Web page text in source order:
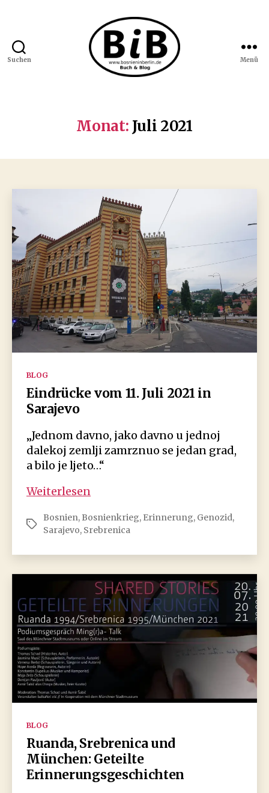
Suchen Menü
Monat: Juli 2021
Kategorien
BLOG
Eindrücke vom 11. Juli 2021 in
Sarajevo
„Jednom davno, jako davno u jednoj
dalekoj zemlji zamrznuo se jedan grad,
a bilo je ljeto…“
Weiterlesen
11.
Juli
Sarajevo
Schlagwörter
Bosnien, Bosnienkrieg, Erinnerung, Genozid,
Sarajevo, Srebrenica
Kategorien
BLOG
Ruanda, Srebrenica und
München: Geteilte
Erinnerungsgeschichten